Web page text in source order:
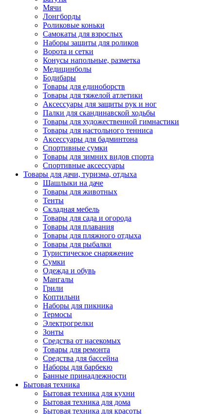
Мячи
Лонгборды
Роликовые коньки
Самокаты для взрослых
Наборы защиты для роликов
Ворота и сетки
Конусы напольные, разметка
Медицинболы
Бодибары
Товары для единоборств
Товары для тяжелой атлетики
Аксессуары для защиты рук и ног
Палки для скандинавской ходьбы
Товары для художественной гимнастики
Товары для настольного тенниса
Аксессуары для бадминтона
Спортивные сумки
Товары для зимних видов спорта
Спортивные аксессуары
Товары для дачи, туризма, отдыха
Шашлыки на даче
Товары для животных
Тенты
Складная мебель
Товары для сада и огорода
Товары для плавания
Товары для пляжного отдыха
Товары для рыбалки
Туристическое снаряжение
Сумки
Одежда и обувь
Мангалы
Грили
Коптильни
Наборы для пикника
Термосы
Электрогрелки
Зонты
Средства от насекомых
Товары для ремонта
Средства для бассейна
Наборы для барбекю
Банные принадлежности
Бытовая техника
Бытовая техника для кухни
Бытовая техника для дома
Бытовая техника для красоты